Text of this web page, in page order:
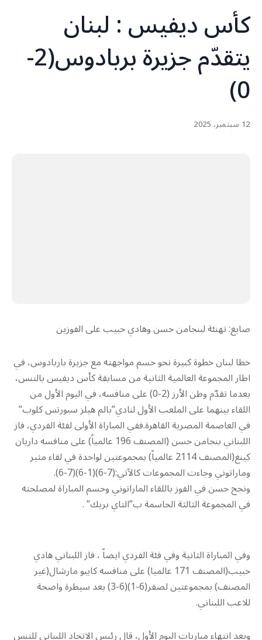
كأس ديفيس : لبنان
يتقدّم جزيرة بربادوس(2-
0)
12 سبتمبر، 2025
صايغ: تهنئة لبنجامن حسن وهادي حبيب على الفوزين
خطا لبنان خطوة كبيرة نحو حسم مواجهته مع جزيرة باربادوس، في
اطار المجموعة العالمية الثانية من مسابقة كأس ديفيس بالتنس،
بعدما تقدّم وطن الأرز (2-0) على منافسه، في اليوم الأول من
اللقاء بينهما على الملعب الأول لنادي”بالم هيلز سبورتس كلوب”
في العاصمة المصرية القاهرة.ففي المباراة الأولى لفئة الفردي، فاز
اللبناني بنجامن حسن (المصنف 196 عالمياً) على منافسه داريان
كينغ(المصنف 2114 عالمياً) بمجموعتين لواحدة في لقاء مثير
وماراتوني وجاءت المجموعات كالآتي:(7-6)(1-6)(7-6).
ونجح حسن في الفوز باللقاء الماراتوني وحسم المباراة لمصلحته
في المجموعة الثالثة الحاسمة ب”التاي بريك” .
وفي المباراة الثانية وفي فئة الفردي ايضاً ، فاز اللبناني هادي
حبيب(المصنف 171 عالميا) على منافسه كايبو مارشال(غير
المصنف) بمجموعتين لصفر(6-1)(6-3) بعد سيطرة واضحة
للاعب اللبناني.
وبعد انتهاء مباريات اليوم الأول، قال رئيس الاتحاد اللبناني للتنس